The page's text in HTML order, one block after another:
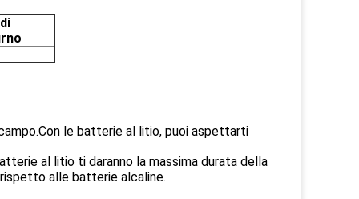
le batterie al litio, puoi aspettarti
al litio ti daranno la massima durata della
alle batterie alcaline.